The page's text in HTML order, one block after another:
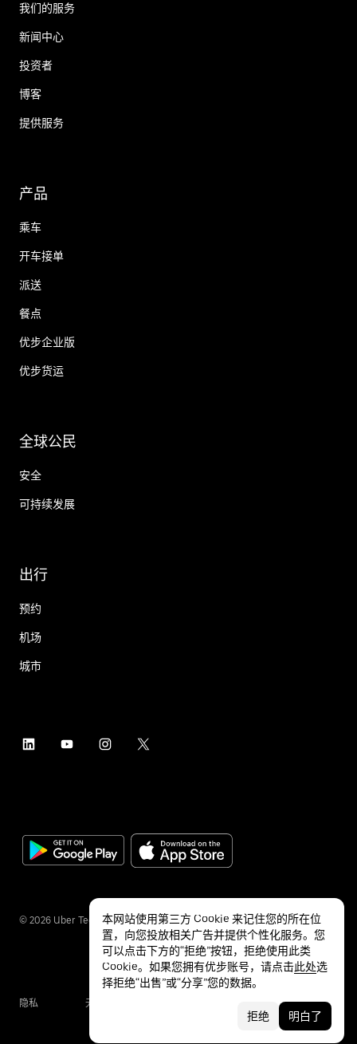
我们的服务
新闻中心
投资者
博客
提供服务
产品
乘车
开车接单
派送
餐点
优步企业版
优步货运
全球公民
安全
可持续发展
出行
预约
机场
城市
© 2026 Uber Technologies Inc.
隐私 无障碍服务
本网站使用第三方 Cookie 来记住您的所在位
置，向您投放相关广告并提供个性化服务。您
可以点击下方的“拒绝”按钮，拒绝使用此类
Cookie。如果您拥有优步账号，请点击此处选
择拒绝“出售”或“分享”您的数据。
拒绝 明白了